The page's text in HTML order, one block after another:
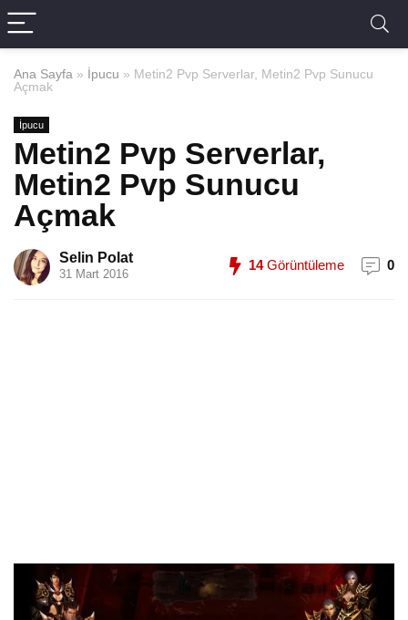
Ana Sayfa » İpucu » Metin2 Pvp Serverlar, Metin2 Pvp Sunucu
Açmak
İpucu
Metin2 Pvp Serverlar,
Metin2 Pvp Sunucu
Açmak
Selin Polat
31 Mart 2016
14Görüntüleme 0